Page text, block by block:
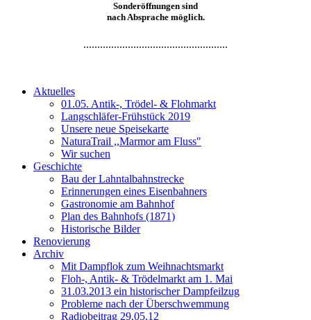
Sonderöffnungen sind
nach Absprache möglich.
....................................................
Aktuelles
01.05. Antik-, Trödel- & Flohmarkt
Langschläfer-Frühstück 2019
Unsere neue Speisekarte
NaturaTrail ,,Marmor am Fluss"
Wir suchen
Geschichte
Bau der Lahntalbahnstrecke
Erinnerungen eines Eisenbahners
Gastronomie am Bahnhof
Plan des Bahnhofs (1871)
Historische Bilder
Renovierung
Archiv
Mit Dampflok zum Weihnachtsmarkt
Floh-, Antik- & Trödelmarkt am 1. Mai
31.03.2013 ein historischer Dampfeilzug
Probleme nach der Überschwemmung
Radiobeitrag 29.05.12